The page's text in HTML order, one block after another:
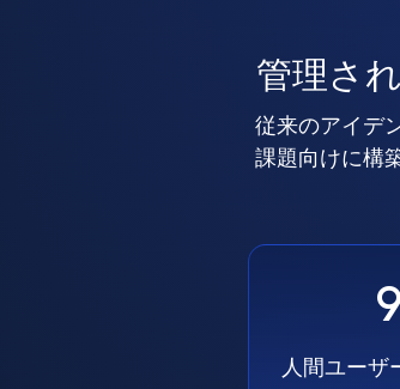
管理さ
従来のアイデ
課題向けに構
人間ユーザ